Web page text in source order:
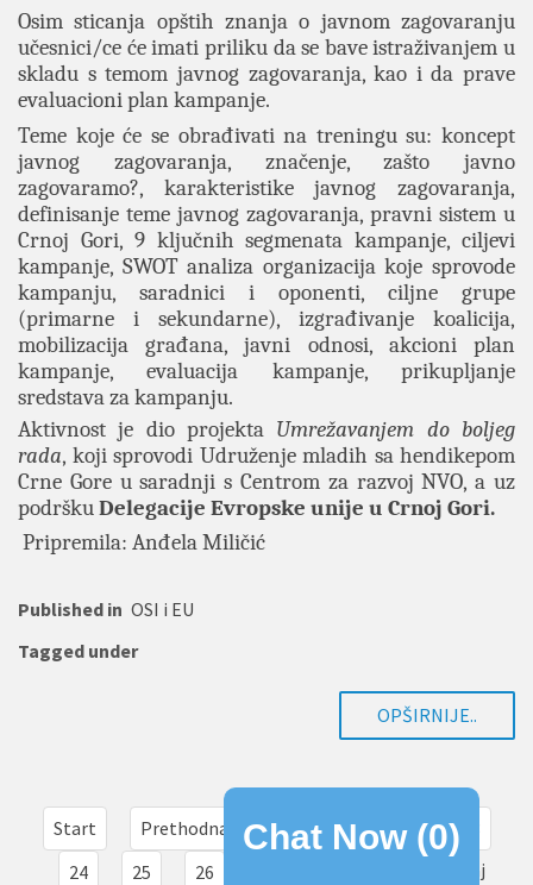
Osim sticanja opštih znanja o javnom zagovaranju
učesnici/ce će imati priliku da se bave istraživanjem u
skladu s temom javnog zagovaranja, kao i da prave
evaluacioni plan kampanje.
Teme koje će se obrađivati na treningu su: koncept
javnog zagovaranja, značenje, zašto javno
zagovaramo?, karakteristike javnog zagovaranja,
definisanje teme javnog zagovaranja, pravni sistem u
Crnoj Gori, 9 ključnih segmenata kampanje, ciljevi
kampanje, SWOT analiza organizacija koje sprovode
kampanju, saradnici i oponenti, ciljne grupe
(primarne i sekundarne), izgrađivanje koalicija,
mobilizacija građana, javni odnosi, akcioni plan
kampanje, evaluacija kampanje, prikupljanje
sredstava za kampanju.
Aktivnost je dio projekta Umrežavanjem do boljeg
rada, koji sprovodi Udruženje mladih sa hendikepom
Crne Gore u saradnji s Centrom za razvoj NVO, a uz
podrškuDelegacije Evropske unije u Crnoj Gori.
Pripremila: Anđela Miličić
Published in OSI i EU
Tagged under
OPŠIRNIJE..
Start Prethodna 20 21 22
24
25 26 Kraj
Chat Now (0)